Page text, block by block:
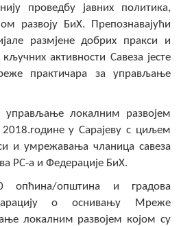
проведбу јавних политика,
развоју БиХ. Препознавајући
размјене добрих пракси и
активности Савеза јесте
практичара за управљање
локалним развојем
у Сарајеву с циљем
и умрежавања чланица савеза
РС-а и Федерације БиХ.
опћина/општина и градова
о оснивању Мреже
локалним развојем којом су